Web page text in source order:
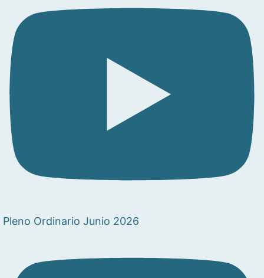
Pleno Ordinario Junio 2026